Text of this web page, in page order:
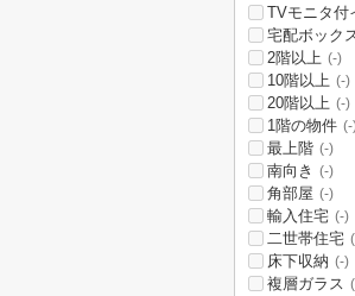
TVモニタ付
宅配ボック
2階以上 (-)
10階以上 (-)
20階以上 (-)
1階の物件 (-
最上階 (-)
南向き (-)
角部屋 (-)
輸入住宅 (-)
二世帯住宅
床下収納 (-)
複層ガラス